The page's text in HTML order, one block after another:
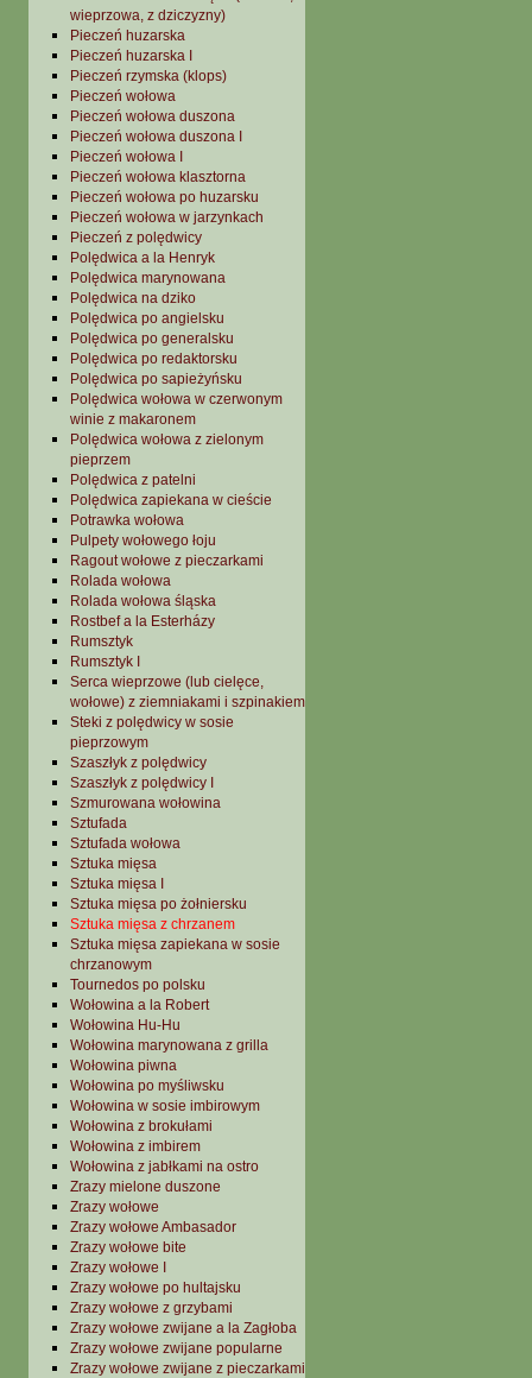
wieprzowa, z dziczyzny)
Pieczeń huzarska
Pieczeń huzarska I
Pieczeń rzymska (klops)
Pieczeń wołowa
Pieczeń wołowa duszona
Pieczeń wołowa duszona I
Pieczeń wołowa I
Pieczeń wołowa klasztorna
Pieczeń wołowa po huzarsku
Pieczeń wołowa w jarzynkach
Pieczeń z polędwicy
Polędwica a la Henryk
Polędwica marynowana
Polędwica na dziko
Polędwica po angielsku
Polędwica po generalsku
Polędwica po redaktorsku
Polędwica po sapieżyńsku
Polędwica wołowa w czerwonym
winie z makaronem
Polędwica wołowa z zielonym
pieprzem
Polędwica z patelni
Polędwica zapiekana w cieście
Potrawka wołowa
Pulpety wołowego łoju
Ragout wołowe z pieczarkami
Rolada wołowa
Rolada wołowa śląska
Rostbef a la Esterházy
Rumsztyk
Rumsztyk I
Serca wieprzowe (lub cielęce,
wołowe) z ziemniakami i szpinakiem
Steki z polędwicy w sosie
pieprzowym
Szaszłyk z polędwicy
Szaszłyk z polędwicy I
Szmurowana wołowina
Sztufada
Sztufada wołowa
Sztuka mięsa
Sztuka mięsa I
Sztuka mięsa po żołniersku
Sztuka mięsa z chrzanem
Sztuka mięsa zapiekana w sosie
chrzanowym
Tournedos po polsku
Wołowina a la Robert
Wołowina Hu-Hu
Wołowina marynowana z grilla
Wołowina piwna
Wołowina po myśliwsku
Wołowina w sosie imbirowym
Wołowina z brokułami
Wołowina z imbirem
Wołowina z jabłkami na ostro
Zrazy mielone duszone
Zrazy wołowe
Zrazy wołowe Ambasador
Zrazy wołowe bite
Zrazy wołowe I
Zrazy wołowe po hultajsku
Zrazy wołowe z grzybami
Zrazy wołowe zwijane a la Zagłoba
Zrazy wołowe zwijane popularne
Zrazy wołowe zwijane z pieczarkami